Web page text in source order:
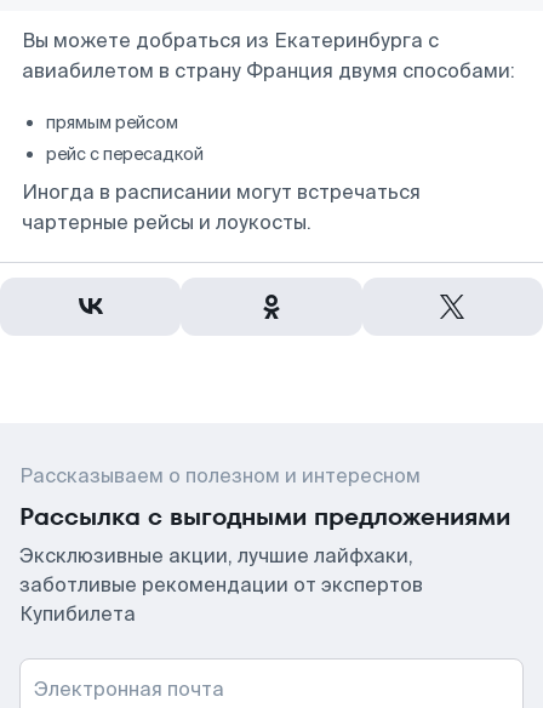
Вы можете добраться из Екатеринбурга с
авиабилетом в страну Франция двумя способами:
прямым рейсом
рейс с пересадкой
Иногда в расписании могут встречаться
чартерные рейсы и лоукосты.
Рассказываем о полезном и интересном
Рассылка с выгодными предложениями
Эксклюзивные акции, лучшие лайфхаки,
заботливые рекомендации от экспертов
Купибилета
Электронная почта